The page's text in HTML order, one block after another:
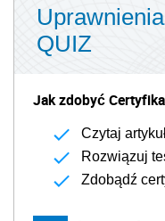
QUIZ
Jak zdobyć
Czytaj
Rozwiązuj
Zdobądź